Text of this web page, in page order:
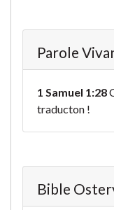
Parole
1 Samuel 1:28
traducton !
Bible